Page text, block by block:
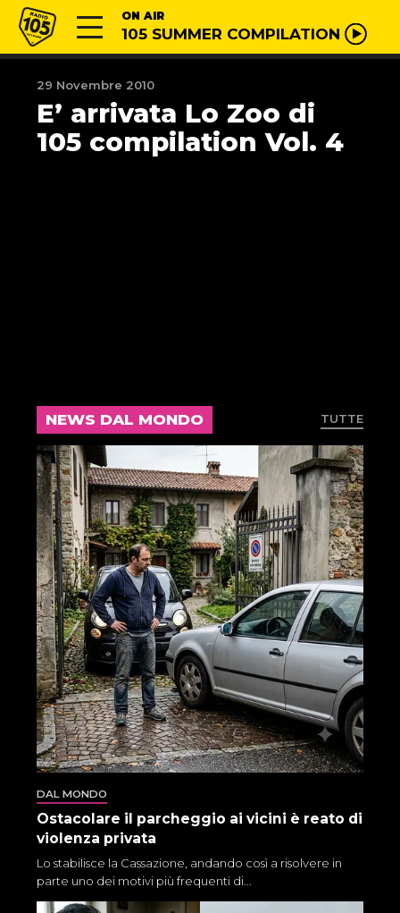
Vai al contenuto
Radio 105 ON AIR
105 SUMMER COMPILATION
29 Novembre 2010
E’ arrivata Lo Zoo di
105 compilation Vol. 4
NEWS DAL MONDO TUTTE
DAL MONDO
Ostacolare il parcheggio ai vicini è reato di
violenza privata
Lo stabilisce la Cassazione, andando così a risolvere in
parte uno dei motivi più frequenti di...